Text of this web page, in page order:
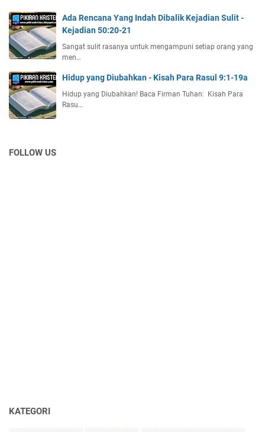
Ada Rencana Yang Indah Dibalik Kejadian Sulit -
Kejadian 50:20-21
Sangat sulit rasanya untuk mengampuni setiap orang yang
men…
Hidup yang Diubahkan - Kisah Para Rasul 9:1-19a
Hidup yang Diubahkan! Baca Firman Tuhan: Kisah Para
Rasu…
FOLLOW US
KATEGORI